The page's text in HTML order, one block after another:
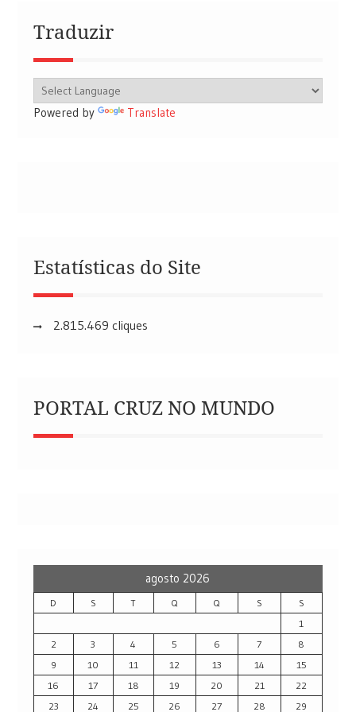
Traduzir
Powered by Translate
Estatísticas do Site
2.815.469 cliques
PORTAL CRUZ NO MUNDO
agosto 2026
D S T Q Q S
S
1
2
3 4 5 6 7
8
9
10 11 12 13 14
15
16
17 18 19 20 21
22
23
24 25 26 27 28 29